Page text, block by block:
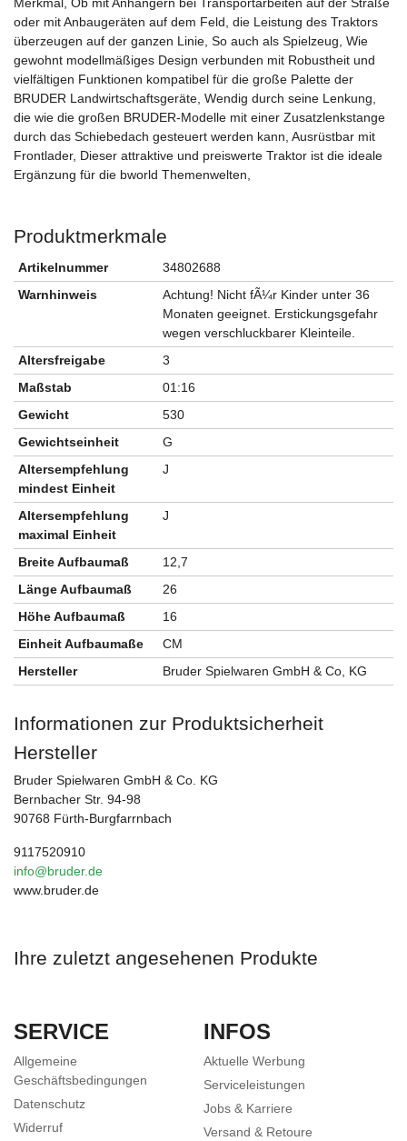
Merkmal, Ob mit Anhängern bei Transportarbeiten auf der Straße
oder mit Anbaugeräten auf dem Feld, die Leistung des Traktors
überzeugen auf der ganzen Linie, So auch als Spielzeug, Wie
gewohnt modellmäßiges Design verbunden mit Robustheit und
vielfältigen Funktionen kompatibel für die große Palette der
BRUDER Landwirtschaftsgeräte, Wendig durch seine Lenkung,
die wie die großen BRUDER-Modelle mit einer Zusatzlenkstange
durch das Schiebedach gesteuert werden kann, Ausrüstbar mit
Frontlader, Dieser attraktive und preiswerte Traktor ist die ideale
Ergänzung für die bworld Themenwelten,
Produktmerkmale
Artikelnummer
34802688
Warnhinweis
Achtung! Nicht fÃ¼r Kinder unter 36
Monaten geeignet. Erstickungsgefahr
wegen verschluckbarer Kleinteile.
Altersfreigabe
3
Maßstab
01:16
Gewicht
530
Gewichtseinheit
G
Altersempfehlung
mindest Einheit
J
Altersempfehlung
maximal Einheit
J
Breite Aufbaumaß
12,7
Länge Aufbaumaß
26
Höhe Aufbaumaß
16
Einheit Aufbaumaße
CM
Hersteller
Bruder Spielwaren GmbH & Co, KG
Informationen zur Produktsicherheit
Hersteller
Bruder Spielwaren GmbH & Co. KG
Bernbacher Str. 94-98
90768 Fürth-Burgfarrnbach
9117520910
info@bruder.de
www.bruder.de
Ihre zuletzt angesehenen Produkte
SERVICE
Allgemeine
Geschäftsbedingungen
Datenschutz
Widerruf
INFOS
Aktuelle Werbung
Serviceleistungen
Jobs & Karriere
Versand & Retoure